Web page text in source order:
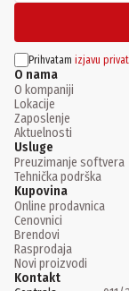
Prihvatam izjavu
O nama
O kompaniji
Lokacije
Zaposlenje
Aktuelnosti
Usluge
Preuzimanje softvera
Tehnička podrška
Kupovina
Online prodavnica
Cenovnici
Brendovi
Rasprodaja
Novi proizvodi
Kontakt